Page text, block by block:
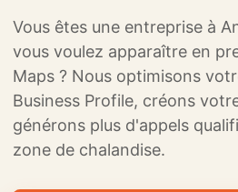
Vous êtes une entreprise à
vous voulez apparaître en
Maps ? Nous optimisons
Business Profile, créons
générons plus d'appels
zone de chalandise.